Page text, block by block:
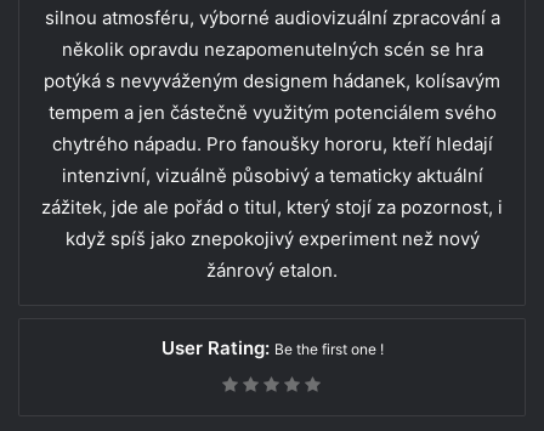
silnou atmosféru, výborné audiovizuální zpracování a
několik opravdu nezapomenutelných scén se hra
potýká s nevyváženým designem hádanek, kolísavým
tempem a jen částečně využitým potenciálem svého
chytrého nápadu. Pro fanoušky hororu, kteří hledají
intenzivní, vizuálně působivý a tematicky aktuální
zážitek, jde ale pořád o titul, který stojí za pozornost, i
když spíš jako znepokojivý experiment než nový
žánrový etalon.
User Rating: Be the first one !